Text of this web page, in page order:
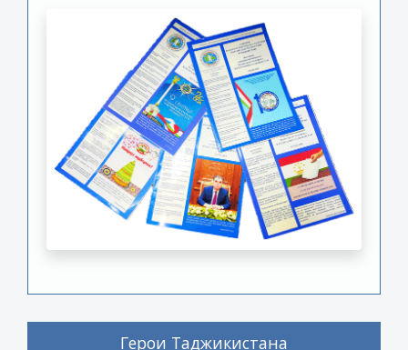
Герои Таджикистана